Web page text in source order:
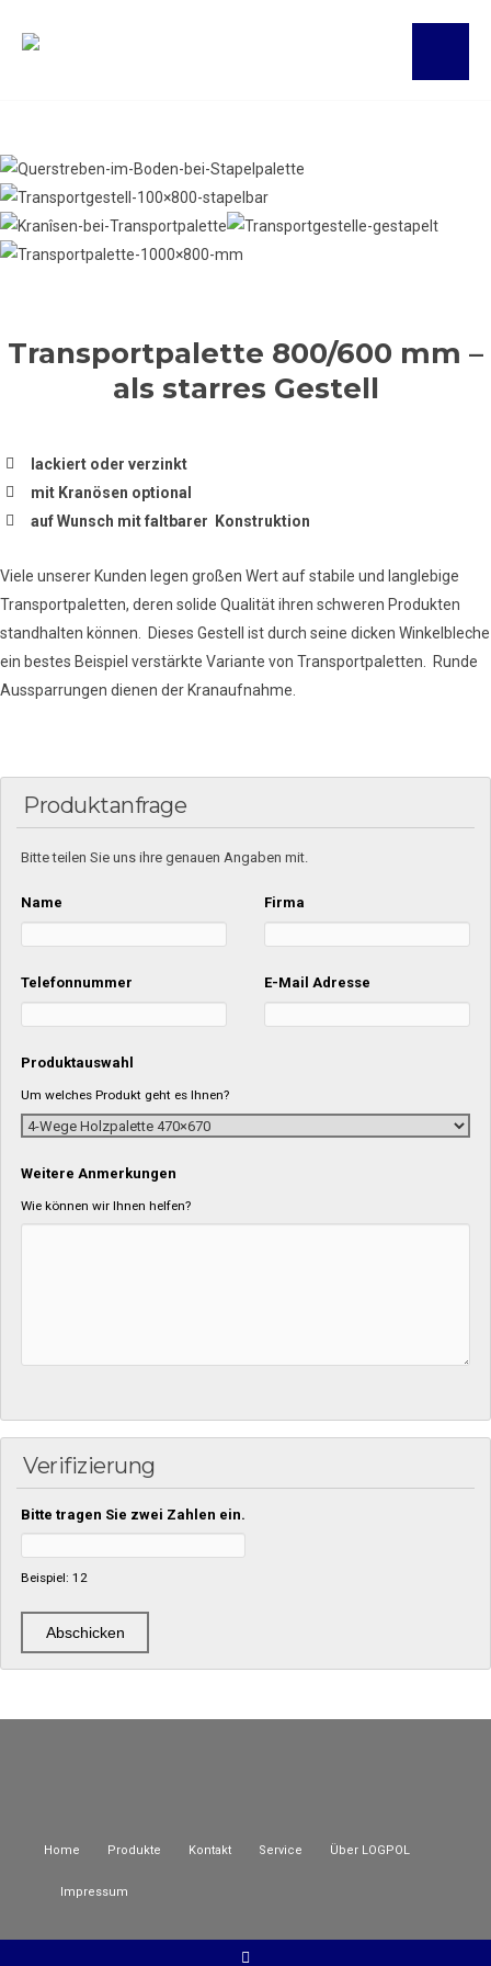
Transportpalette 800/600 mm –
als starres Gestell
lackiert oder verzinkt
mit Kranösen optional
auf Wunsch mit faltbarer Konstruktion
Viele unserer Kunden legen großen Wert auf stabile und langlebige
Transportpaletten, deren solide Qualität ihren schweren Produkten
standhalten können. Dieses Gestell ist durch seine dicken Winkelbleche
ein bestes Beispiel verstärkte Variante von Transportpaletten. Runde
Aussparrungen dienen der Kranaufnahme.
Produktanfrage
Bitte teilen Sie uns ihre genauen Angaben mit.
Name Firma
Telefonnummer E-Mail Adresse
Produktauswahl
Um welches Produkt geht es Ihnen?
Weitere Anmerkungen
Wie können wir Ihnen helfen?
Verifizierung
Bitte tragen Sie zwei Zahlen ein.
Beispiel: 12
Home Produkte Kontakt Service Über LOGPOL
Impressum